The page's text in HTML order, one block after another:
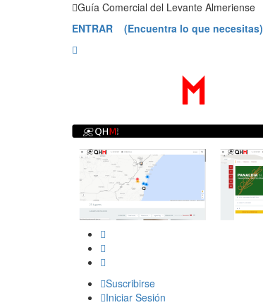
Guía Comercial del Levante Almeriense
ENTRAR (Encuentra lo que necesitas)
Suscribirse
Iniciar Sesión